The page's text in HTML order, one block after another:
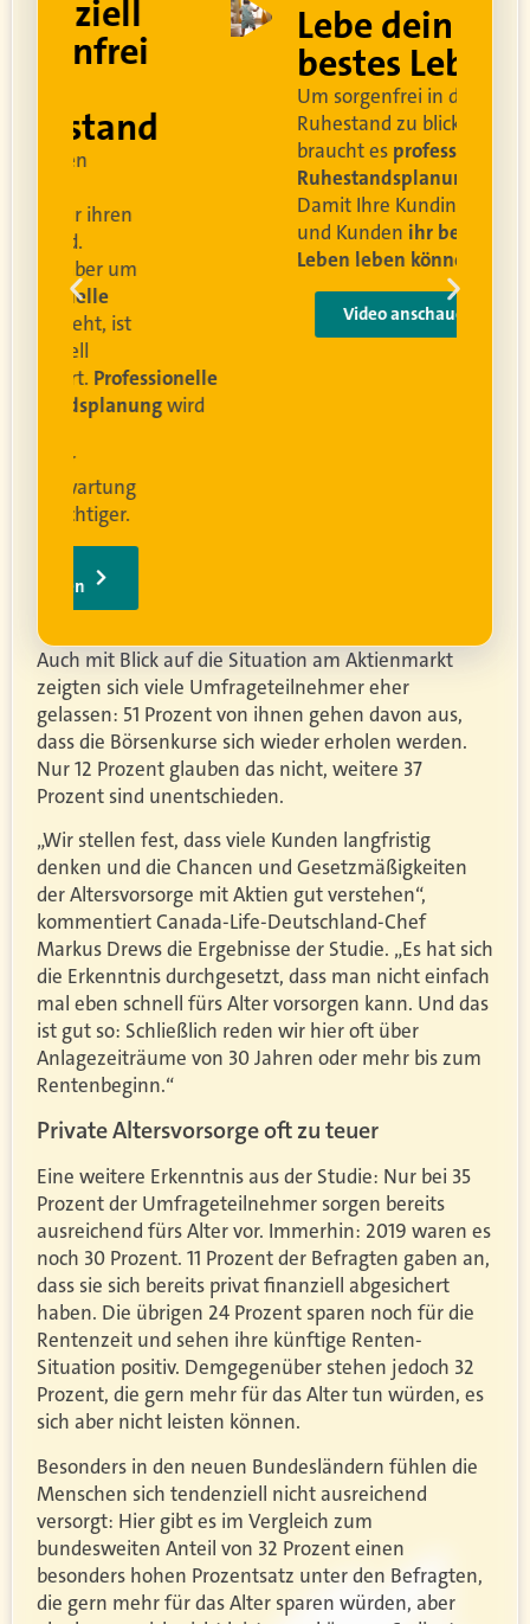
wird
Lebe dein
bestes Leben
Um sorgenfrei in den
Ruhestand zu blicken,
professionelle
Ruhestandsplanung.
Damit Ihre Kundinnen
ihr bestes
Leben leben können.
Video anschauen
Auch mit Blick auf die Situation am Aktienmarkt
zeigten sich viele Umfrageteilnehmer eher
gelassen: 51 Prozent von ihnen gehen davon aus,
dass die Börsenkurse sich wieder erholen werden.
Nur 12 Prozent glauben das nicht, weitere 37
Prozent sind unentschieden.
„Wir stellen fest, dass viele Kunden langfristig
denken und die Chancen und Gesetzmäßigkeiten
der Altersvorsorge mit Aktien gut verstehen“,
kommentiert Canada-Life-Deutschland-Chef
Markus Drews die Ergebnisse der Studie. „Es hat sich
die Erkenntnis durchgesetzt, dass man nicht einfach
mal eben schnell fürs Alter vorsorgen kann. Und das
ist gut so: Schließlich reden wir hier oft über
Anlagezeiträume von 30 Jahren oder mehr bis zum
Rentenbeginn.“
Private Altersvorsorge oft zu teuer
Eine weitere Erkenntnis aus der Studie: Nur bei 35
Prozent der Umfrageteilnehmer sorgen bereits
ausreichend fürs Alter vor. Immerhin: 2019 waren es
noch 30 Prozent. 11 Prozent der Befragten gaben an,
dass sie sich bereits privat finanziell abgesichert
haben. Die übrigen 24 Prozent sparen noch für die
Rentenzeit und sehen ihre künftige Renten-
Situation positiv. Demgegenüber stehen jedoch 32
Prozent, die gern mehr für das Alter tun würden, es
sich aber nicht leisten können.
Besonders in den neuen Bundesländern fühlen die
Menschen sich tendenziell nicht ausreichend
versorgt: Hier gibt es im Vergleich zum
bundesweiten Anteil von 32 Prozent einen
besonders hohen Prozentsatz unter den Befragten,
die gern mehr für das Alter sparen würden, aber